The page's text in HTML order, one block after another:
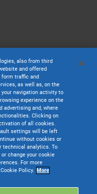
all’attività di direzione e
- Cap. Soc. € 24.000.000 I.v. -
01035310414
also from third
and offered
form traffic and
as well as, on the
navigation activity to
experience on the
advertising and, where
Clicking on
of all cookies.
settings will be left
without cookies or
technical analytics. To
change your cookie
For more
Policy. More